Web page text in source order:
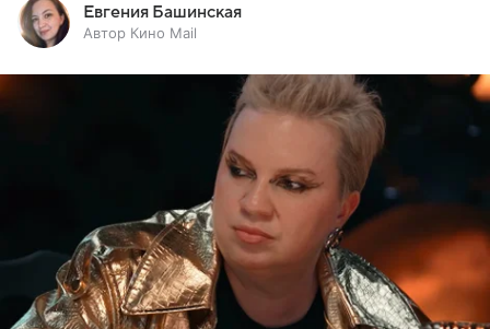
Евгения Башинская
Автор Кино Mail